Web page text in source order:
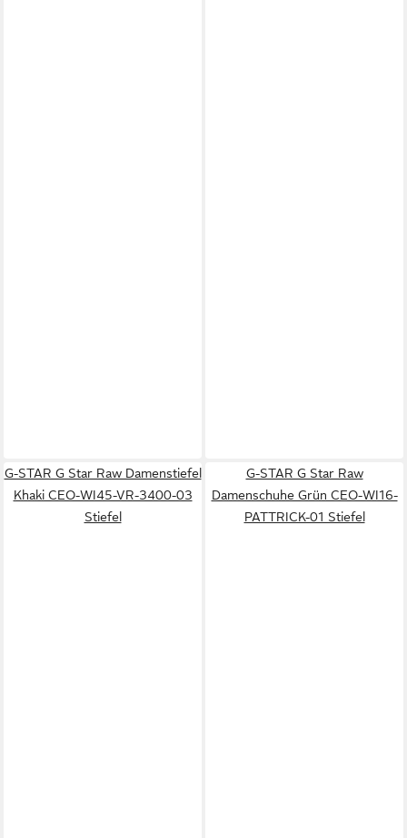
G-STAR G Star Raw Damenstiefel
Khaki CEO-WI45-VR-3400-03
Stiefel
G-STAR G Star Raw
Damenschuhe Grün CEO-WI16-
PATTRICK-01 Stiefel